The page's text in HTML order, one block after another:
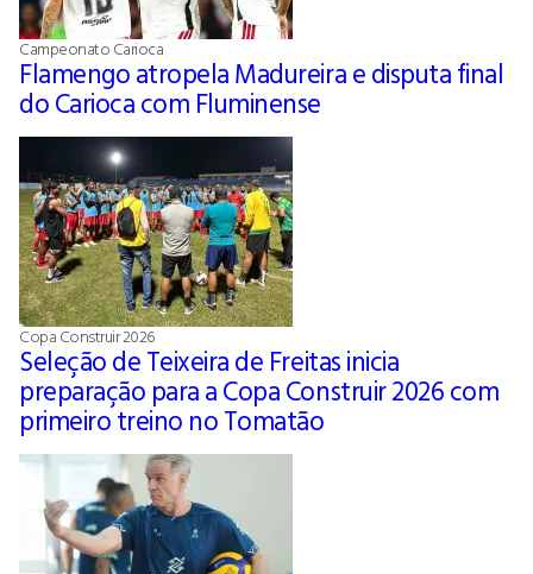
Campeonato Carioca
Flamengo atropela Madureira e disputa final
do Carioca com Fluminense
Copa Construir 2026
Seleção de Teixeira de Freitas inicia
preparação para a Copa Construir 2026 com
primeiro treino no Tomatão